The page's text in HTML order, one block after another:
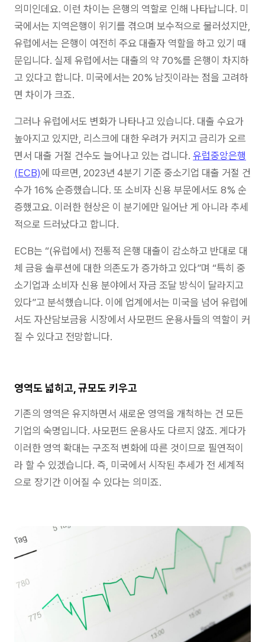
의미인데요. 이런 차이는 은행의 역할로 인해 나타납니다. 미
국에서는 지역은행이 위기를 겪으며 보수적으로 물러섰지만,
유럽에서는 은행이 여전히 주요 대출자 역할을 하고 있기 때
문입니다. 실제 유럽에서는 대출의 약 70%를 은행이 차지하
고 있다고 합니다. 미국에서는 20% 남짓이라는 점을 고려하
면 차이가 크죠.
그러나 유럽에서도 변화가 나타나고 있습니다. 대출 수요가
높아지고 있지만, 리스크에 대한 우려가 커지고 금리가 오르
면서 대출 거절 건수도 늘어나고 있는 겁니다. 유럽중앙은행
(ECB)에 따르면, 2023년 4분기 기준 중소기업 대출 거절 건
수가 16% 순증했습니다. 또 소비자 신용 부문에서도 8% 순
증했고요. 이러한 현상은 이 분기에만 일어난 게 아니라 추세
적으로 드러났다고 합니다.
ECB는 “(유럽에서) 전통적 은행 대출이 감소하고 반대로 대
체 금융 솔루션에 대한 의존도가 증가하고 있다”며 “특히 중
소기업과 소비자 신용 분야에서 자금 조달 방식이 달라지고
있다”고 분석했습니다. 이에 업계에서는 미국을 넘어 유럽에
서도 자산담보금융 시장에서 사모펀드 운용사들의 역할이 커
질 수 있다고 전망합니다.
영역도 넓히고, 규모도 키우고
기존의 영역은 유지하면서 새로운 영역을 개척하는 건 모든
기업의 숙명입니다. 사모펀드 운용사도 다르지 않죠. 게다가
이러한 영역 확대는 구조적 변화에 따른 것이므로 필연적이
라 할 수 있겠습니다. 즉, 미국에서 시작된 추세가 전 세계적
으로 장기간 이어질 수 있다는 의미죠.